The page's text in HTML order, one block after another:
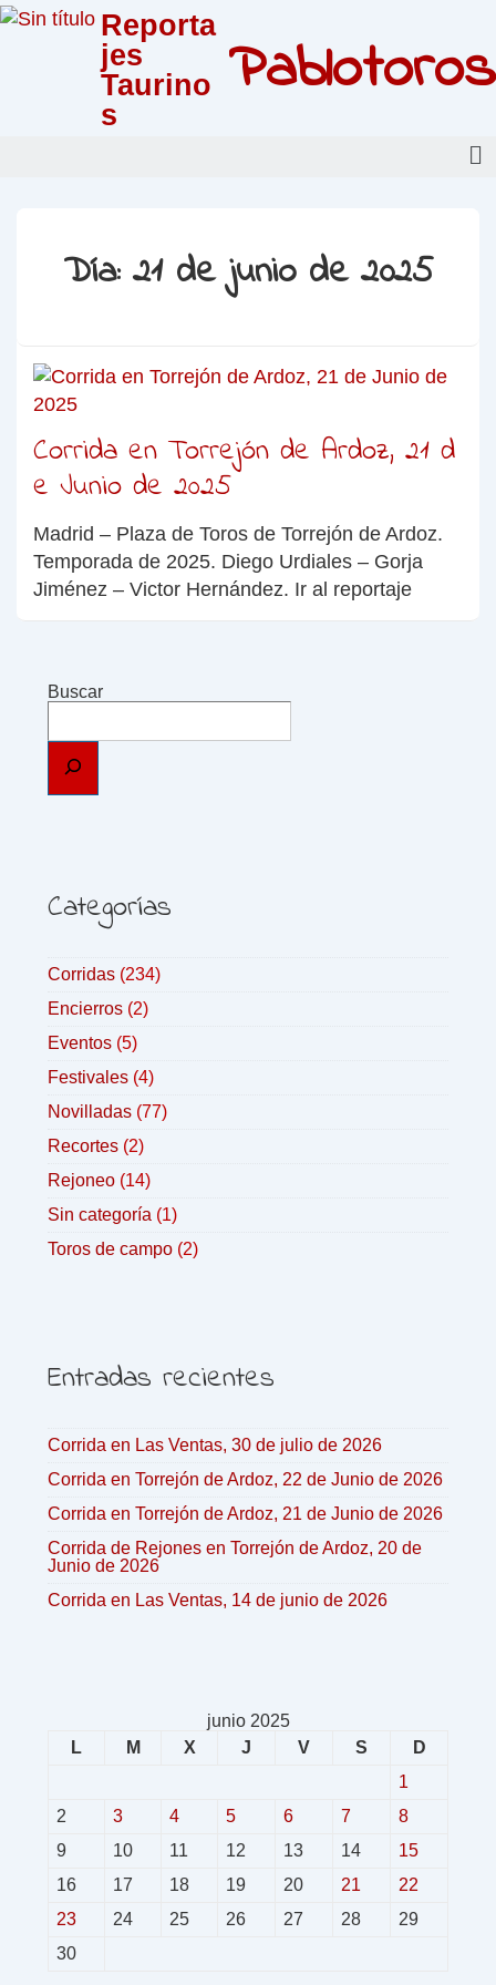
Reporta
jes
Taurino
s
Pablotoros
Día: 21 de junio de 2025
Corrida en Torrejón de Ardoz, 21 d
e Junio de 2025
Madrid – Plaza de Toros de Torrejón de Ardoz.
Temporada de 2025. Diego Urdiales – Gorja
Jiménez – Victor Hernández. Ir al reportaje
Buscar
Categorías
Corridas (234)
Encierros (2)
Eventos (5)
Festivales (4)
Novilladas (77)
Recortes (2)
Rejoneo (14)
Sin categoría (1)
Toros de campo (2)
Entradas recientes
Corrida en Las Ventas, 30 de julio de 2026
Corrida en Torrejón de Ardoz, 22 de Junio de 2026
Corrida en Torrejón de Ardoz, 21 de Junio de 2026
Corrida de Rejones en Torrejón de Ardoz, 20 de
Junio de 2026
Corrida en Las Ventas, 14 de junio de 2026
junio 2025
L
M X J V S
D
1
2
3 4 5 6 7
8
9
10 11 12 13 14
15
16
17 18 19 20 21
22
23
24 25 26 27 28
29
30